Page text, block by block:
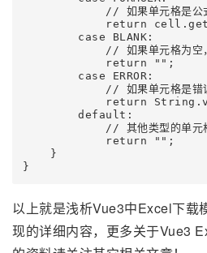
// 如果单元格是公
return
        case BLANK:
// 如果单元格为空
            return "";
        case ERROR:
// 如果单元格是错误
return
        default:
// 其他类型的单元
            return "";
    }
以上就是浅析Vue3中Excel下载
现的详细内容，更多关于Vue3